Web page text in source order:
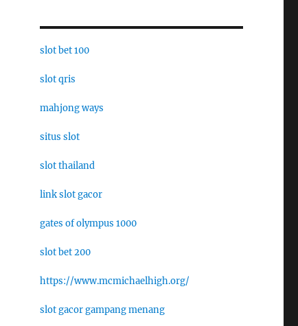
slot bet 100
slot qris
mahjong ways
situs slot
slot thailand
link slot gacor
gates of olympus 1000
slot bet 200
https://www.mcmichaelhigh.org/
slot gacor gampang menang